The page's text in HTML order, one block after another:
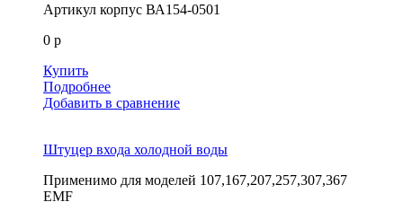
Артикул корпус ВА154-0501
0 р
Купить
Подробнее
Добавить в сравнение
Штуцер входа холодной воды
Применимо для моделей 107,167,207,257,307,367
EMF